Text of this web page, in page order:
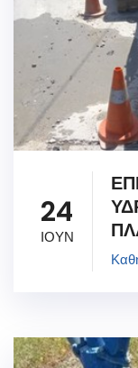
24
ΙΟΥΝ